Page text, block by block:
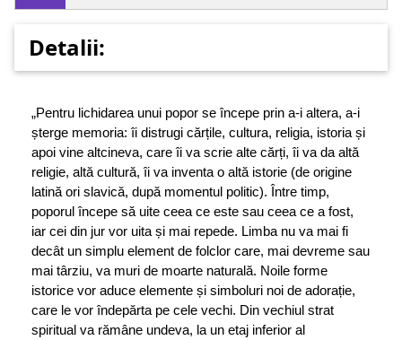
Detalii:
„Pentru lichidarea unui popor se începe prin a-i altera, a-i
șterge memoria: îi distrugi cărțile, cultura, religia, istoria și
apoi vine altcineva, care îi va scrie alte cărți, îi va da altă
religie, altă cultură, îi va inventa o altă istorie (de origine
latină ori slavică, după momentul politic). Între timp,
poporul începe să uite ceea ce este sau ceea ce a fost,
iar cei din jur vor uita și mai repede. Limba nu va mai fi
decât un simplu element de folclor care, mai devreme sau
mai târziu, va muri de moarte naturală. Noile forme
istorice vor aduce elemente și simboluri noi de adorație,
care le vor îndepărta pe cele vechi. Din vechiul strat
spiritual va rămâne undeva, la un etaj inferior al